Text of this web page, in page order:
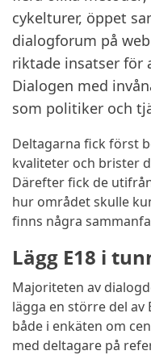
cykelturer, öppet
dialogforum på
riktade insatser för
Dialogen med
som politiker och
Deltagarna fick först
kvaliteter och brister
Därefter fick de
hur området skulle
finns några
Lägg E18 i
Majoriteten av
lägga en större del
både i enkäten om
med deltagare på